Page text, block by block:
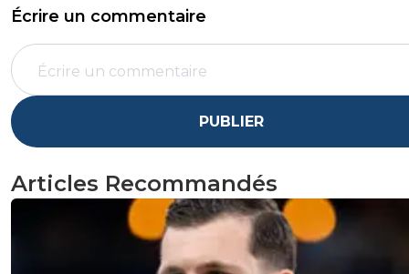
Écrire un commentaire
PUBLIER
Articles Recommandés